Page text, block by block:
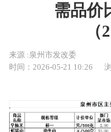
需品价
（
来源 :泉州市发改委
时间：2026-05-21 10:26